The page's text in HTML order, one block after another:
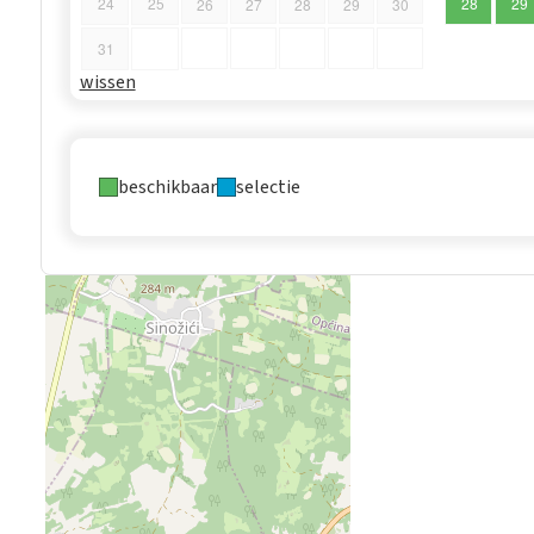
31
wissen
beschikbaar selectie